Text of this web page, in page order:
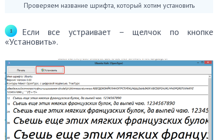
Проверяем название шрифта, который хотим установить
Если все устраивает – щелчок по кнопке
«Установить».